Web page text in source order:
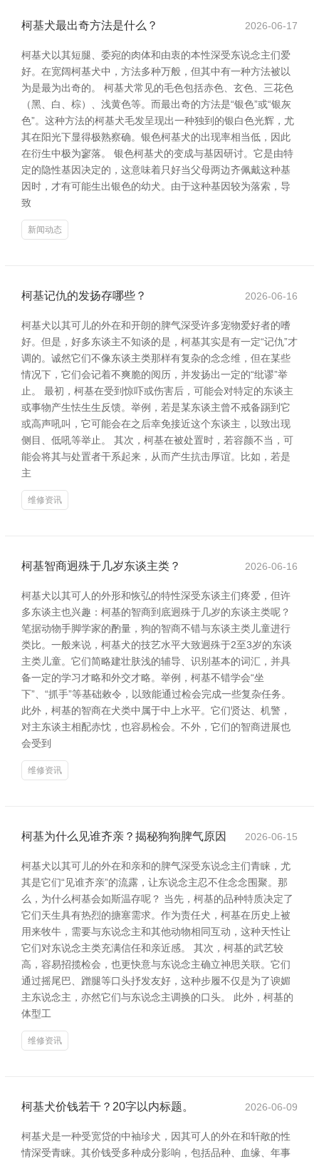
柯基犬最出奇方法是什么？ 2026-06-17
柯基犬以其短腿、委宛的肉体和由衷的本性深受东说念主们爱
好。在宽阔柯基犬中，方法多种万般，但其中有一种方法被以
为是最为出奇的。 柯基犬常见的毛色包括赤色、玄色、三花色
（黑、白、棕）、浅黄色等。而最出奇的方法是“银色”或“银灰
色”。这种方法的柯基犬毛发呈现出一种独到的银白色光辉，尤
其在阳光下显得极熟察确。银色柯基犬的出现率相当低，因此
在衍生中极为寥落。 银色柯基犬的变成与基因研讨。它是由特
定的隐性基因决定的，这意味着只好当父母两边齐佩戴这种基
因时，才有可能生出银色的幼犬。由于这种基因较为落索，导
致
新闻动态
柯基记仇的发扬存哪些？ 2026-06-16
柯基犬以其可儿的外在和开朗的脾气深受许多宠物爱好者的嗜
好。但是，好多东谈主不知谈的是，柯基其实是有一定“记仇”才
调的。诚然它们不像东谈主类那样有复杂的念念维，但在某些
情况下，它们会记着不爽脆的阅历，并发扬出一定的“纰谬”举
止。 最初，柯基在受到惊吓或伤害后，可能会对特定的东谈主
或事物产生怯生生反馈。举例，若是某东谈主曾不戒备踢到它
或高声吼叫，它可能会在之后幸免接近这个东谈主，以致出现
侧目、低吼等举止。 其次，柯基在被处置时，若容颜不当，可
能会将其与处置者干系起来，从而产生抗击厚谊。比如，若是
主
维修资讯
柯基智商迥殊于几岁东谈主类？ 2026-06-16
柯基犬以其可人的外形和恢弘的特性深受东谈主们疼爱，但许
多东谈主也兴趣：柯基的智商到底迥殊于几岁的东谈主类呢？
笔据动物手脚学家的酌量，狗的智商不错与东谈主类儿童进行
类比。一般来说，柯基犬的技艺水平大致迥殊于2至3岁的东谈
主类儿童。它们简略建壮肤浅的辅导、识别基本的词汇，并具
备一定的学习才略和外交才略。举例，柯基不错学会“坐
下”、“抓手”等基础敕令，以致能通过检会完成一些复杂任务。
此外，柯基的智商在犬类中属于中上水平。它们贤达、机警，
对主东谈主相配赤忱，也容易检会。不外，它们的智商进展也
会受到
维修资讯
柯基为什么见谁齐亲？揭秘狗狗脾气原因 2026-06-15
柯基犬以其可儿的外在和亲和的脾气深受东说念主们青睐，尤
其是它们“见谁齐亲”的流露，让东说念主忍不住念念围聚。那
么，为什么柯基会如斯温存呢？ 当先，柯基的品种特质决定了
它们天生具有热烈的搪塞需求。作为责任犬，柯基在历史上被
用来牧牛，需要与东说念主和其他动物相同互动，这种天性让
它们对东说念主类充满信任和亲近感。 其次，柯基的武艺较
高，容易招揽检会，也更快意与东说念主确立神思关联。它们
通过摇尾巴、蹭腿等口头抒发友好，这种步履不仅是为了谀媚
主东说念主，亦然它们与东说念主调换的口头。 此外，柯基的
体型工
维修资讯
柯基犬价钱若干？20字以内标题。 2026-06-09
柯基犬是一种受宽贷的中袖珍犬，因其可人的外在和轩敞的性
情深受青睐。其价钱受多种成分影响，包括品种、血缘、年事